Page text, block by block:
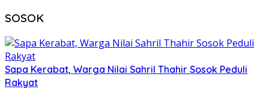
SOSOK
Sapa Kerabat, Warga Nilai Sahril Thahir Sosok Peduli
Rakyat